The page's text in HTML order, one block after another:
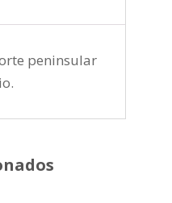
peninsular